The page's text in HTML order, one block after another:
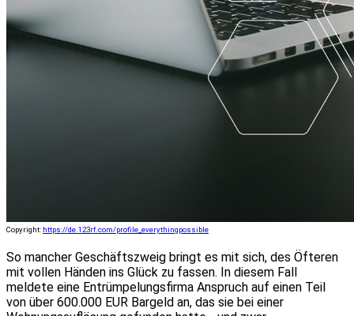
Copyright: https://de.123rf.com/profile_everythingpossible
So mancher Geschäftszweig bringt es mit sich, des Öfteren
mit vollen Händen ins Glück zu fassen. In diesem Fall
meldete eine Entrümpelungsfirma Anspruch auf einen Teil
von über 600.000 EUR Bargeld an, das sie bei einer